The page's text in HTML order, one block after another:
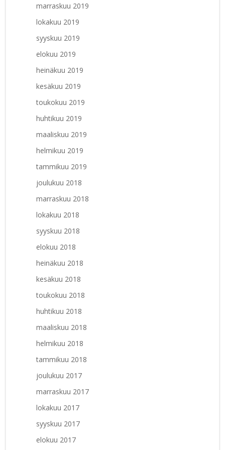
marraskuu 2019
lokakuu 2019
syyskuu 2019
elokuu 2019
heinäkuu 2019
kesäkuu 2019
toukokuu 2019
huhtikuu 2019
maaliskuu 2019
helmikuu 2019
tammikuu 2019
joulukuu 2018
marraskuu 2018
lokakuu 2018
syyskuu 2018
elokuu 2018
heinäkuu 2018
kesäkuu 2018
toukokuu 2018
huhtikuu 2018
maaliskuu 2018
helmikuu 2018
tammikuu 2018
joulukuu 2017
marraskuu 2017
lokakuu 2017
syyskuu 2017
elokuu 2017